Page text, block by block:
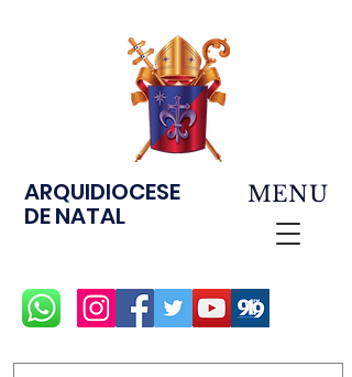
ARQUIDIOCESE
DE NATAL
MENU